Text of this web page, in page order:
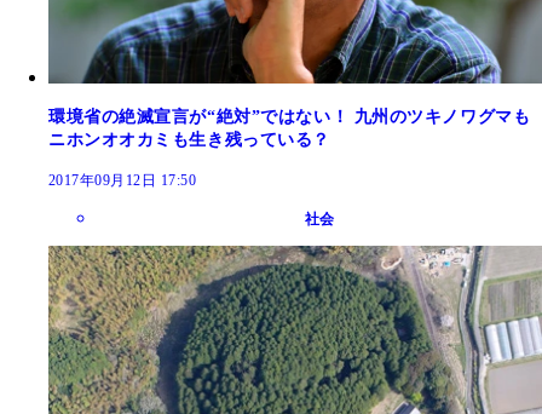
環境省の絶滅宣言が“絶対”ではない！ 九州のツキノワグマも
ニホンオオカミも生き残っている？
2017年09月12日 17:50
社会